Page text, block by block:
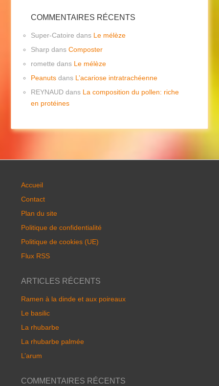
COMMENTAIRES RÉCENTS
Super-Catoire dans Le mélèze
Sharp dansComposter
romette dans Le mélèze
Peanuts dans L’acariose intratrachéenne
REYNAUD dans La composition du pollen: riche
en protéines
Accueil
Contact
Plan du site
Politique de confidentialité
Politique de cookies (UE)
Flux RSS
ARTICLES RÉCENTS
Ramen à la dinde et aux poireaux
Le basilic
La rhubarbe
La rhubarbe palmée
L’arum
COMMENTAIRES RÉCENTS